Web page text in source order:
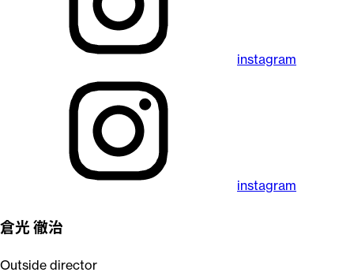
instagram
instagram
倉光 徹治
Outside director